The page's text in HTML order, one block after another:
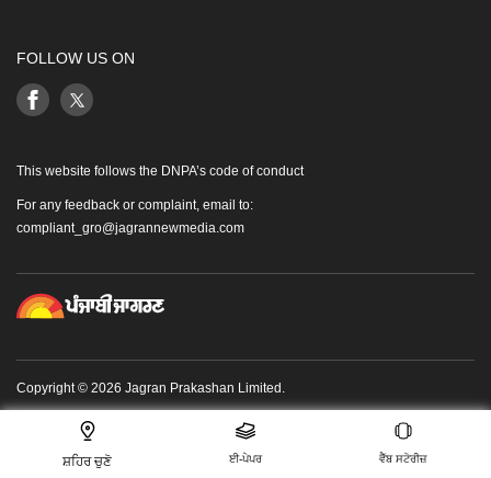
ਸ਼ਹਿਰ ਚੁਣੋ ਈ-ਪੇਪਰ ਵੈੱਬ ਸਟੋਰੀਜ਼
FOLLOW US ON
This website follows the DNPA’s code of conduct
For any feedback or complaint, email to:
compliant_gro@jagrannewmedia.com
Copyright © 2026 Jagran Prakashan Limited.